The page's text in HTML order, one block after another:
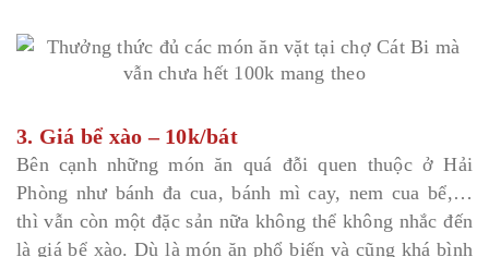
3. Giá bể xào – 10k/bát
Bên cạnh những món ăn quá đỗi quen thuộc ở Hải
Phòng như bánh đa cua, bánh mì cay, nem cua bể,…
thì vẫn còn một đặc sản nữa không thể không nhắc đến
là giá bể xào. Dù là món ăn phổ biến và cũng khá bình